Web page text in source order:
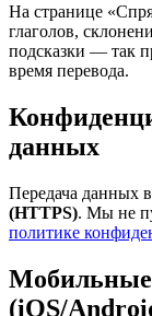
На странице
глаголов,
подсказки — так
время перевода.
данных
Передача данных
(HTTPS). Мы не
политике
Мобильные
(iOS/